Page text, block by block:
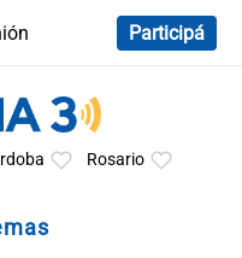
Participá
Rosario